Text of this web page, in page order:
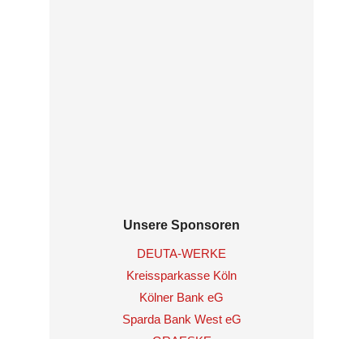
Unsere Sponsoren
DEUTA-WERKE
Kreissparkasse Köln
Kölner Bank eG
Sparda Bank West eG